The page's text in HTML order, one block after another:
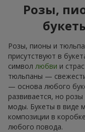
Розы,
Розы, пионы и
присутствуют в
символ любви и
тюльпаны —
— основа любого
развивается, но
моды. Букеты в виде
композиции в
любого повода.